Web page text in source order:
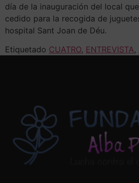
día de la inauguración del local
cedido para la recogida de
hospital Sant Joan de Déu.
Etiquetado CUATRO, ENTREVISTA,